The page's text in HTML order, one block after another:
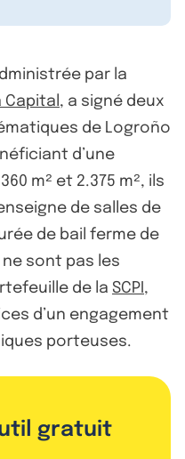
par la
Capital , a signé deux
de Logroño
d’une
m² et 2.375 m², ils
de salles de
de bail ferme de
ne sont pas les
de la SCPI ,
d’un engagement
porteuses.
gratuit